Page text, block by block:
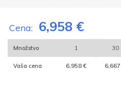
Cena: 6,958 €
Množstvo 1 30
Vaša cena 6,958 €